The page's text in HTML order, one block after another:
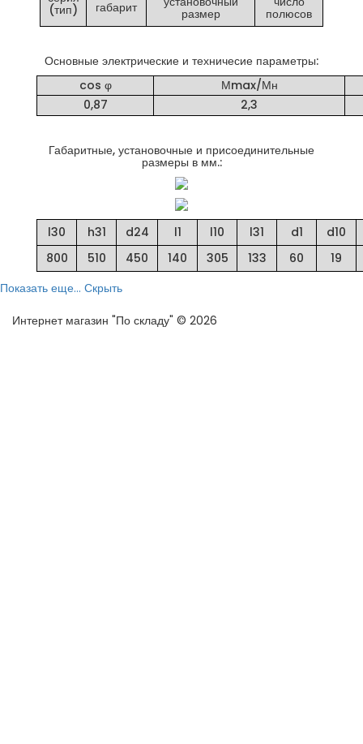
(тип) габарит размер полюсов
Основные электрические и техничесие параметры:
cos φ
Мmax/Мн
0,87
2,3
Габаритные, установочные и присоединительные
размеры в мм.:
l30 h31 d24 l1 l10 l31 d1
d10
800
510 450 140 305 133 60
19
Показать еще... Скрыть
Интернет магазин "По складу" © 2026